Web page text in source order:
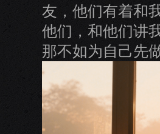
友，他们有着和
他们，和他们讲
那不如为自己先